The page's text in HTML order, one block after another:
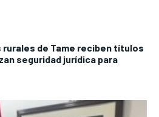
de Tame reciben títulos
seguridad jurídica para